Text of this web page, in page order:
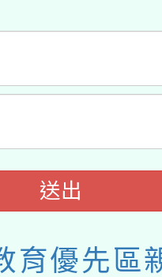
送出
育優先區